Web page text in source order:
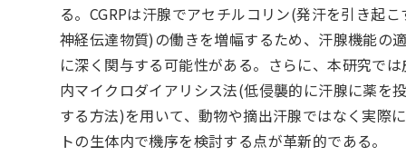
る。CGRPは汗腺でアセチルコリン(発汗を引き起こ
神経伝達物質)の働きを増幅するため、汗腺機能の
に深く関与する可能性がある。さらに、本研究では
内マイクロダイアリシス法(低侵襲的に汗腺に薬を
する方法)を用いて、動物や摘出汗腺ではなく実際
トの生体内で機序を検討する点が革新的である。